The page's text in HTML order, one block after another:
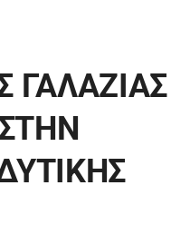
ΓΑΛΑΖΙΑΣ